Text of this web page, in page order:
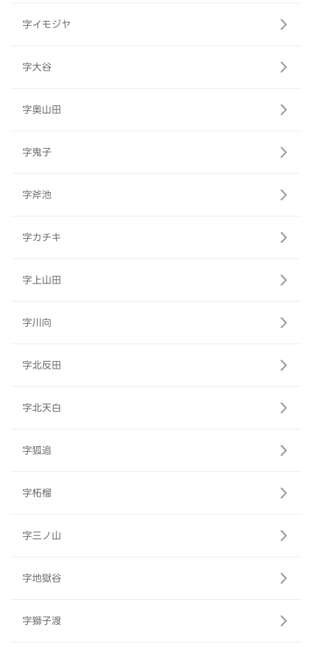
字イモジヤ
字大谷
字奥山田
字鬼子
字斧池
字カチキ
字上山田
字川向
字北反田
字北天白
字狐追
字柘榴
字三ノ山
字地獄谷
字獅子渡